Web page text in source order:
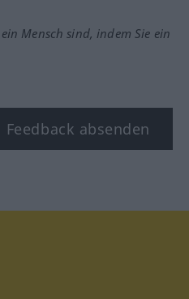
Mensch sind, indem Sie ein
Feedback absenden